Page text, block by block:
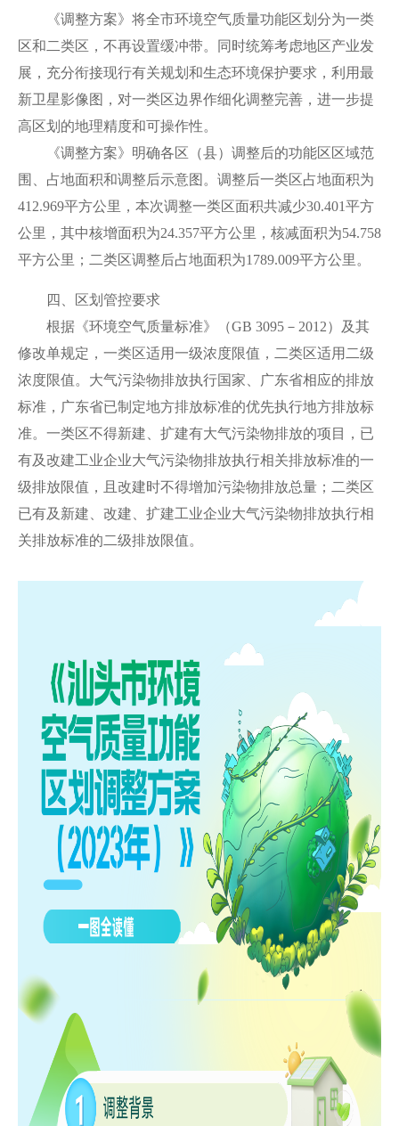
《调整方案》将全市环境空气质量功能区划分为一类
区和二类区，不再设置缓冲带。同时统筹考虑地区产业发
展，充分衔接现行有关规划和生态环境保护要求，利用最
新卫星影像图，对一类区边界作细化调整完善，进一步提
高区划的地理精度和可操作性。
《调整方案》明确各区（县）调整后的功能区区域范
围、占地面积和调整后示意图。调整后一类区占地面积为
412.969平方公里，本次调整一类区面积共减少30.401平方
公里，其中核增面积为24.357平方公里，核减面积为54.758
平方公里；二类区调整后占地面积为1789.009平方公里。
四、区划管控要求
根据《环境空气质量标准》（GB 3095－2012）及其
修改单规定，一类区适用一级浓度限值，二类区适用二级
浓度限值。大气污染物排放执行国家、广东省相应的排放
标准，广东省已制定地方排放标准的优先执行地方排放标
准。一类区不得新建、扩建有大气污染物排放的项目，已
有及改建工业企业大气污染物排放执行相关排放标准的一
级排放限值，且改建时不得增加污染物排放总量；二类区
已有及新建、改建、扩建工业企业大气污染物排放执行相
关排放标准的二级排放限值。